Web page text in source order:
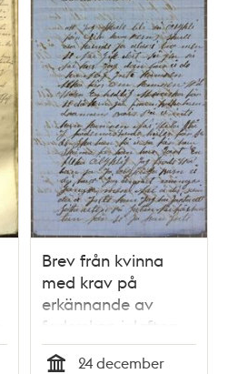
Brev från kvinna
med krav på
erkännande av
faderskap julafton
1867
24 december